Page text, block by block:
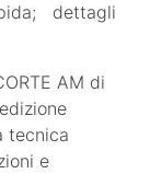
dettagli
AM di
tecnica
e